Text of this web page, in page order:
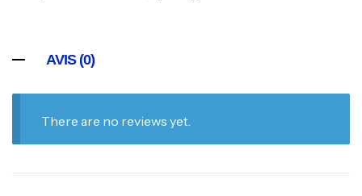
AVIS (0)
There are no reviews yet.